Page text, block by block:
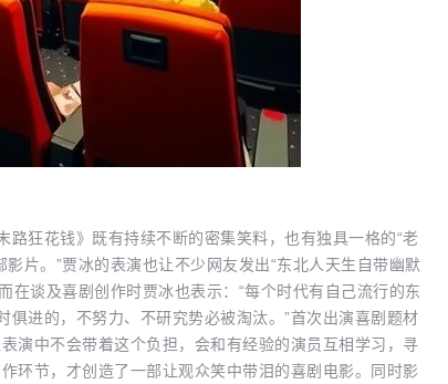
狂花钱》既有持续不断的密集笑料，也有独具一格的“老
片。”贾冰的表演也让不少网友发出“东北人天生自带幽默
在谈及喜剧创作时贾冰也表示：“每个时代有自己流行的东
进的，不努力、不研究势必被淘汰。”首次出演喜剧题材
演中不会带着这个负担，会和有经验的演员互相学习，寻
环节，才创造了一部让观众笑中带泪的喜剧电影。同时影